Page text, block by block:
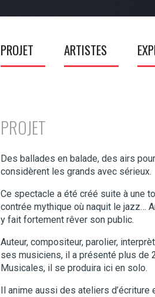
PROJET ARTISTES
PROJET
Des ballades en balade, des airs
considèrent les grands avec sérieux.
Ce spectacle a été créé suite à une
contrée mythique où naquit le jazz…
y fait fortement rêver son public.
Auteur, compositeur, parolier,
ses musiciens, il a présenté plus de
Musicales, il se produira ici en solo.
Il anime aussi des ateliers d’écriture